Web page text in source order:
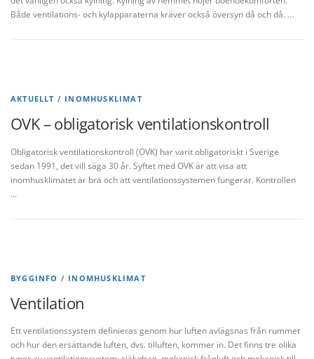
Både ventilations- och kylapparaterna kräver också översyn då och då. …
AKTUELLT / INOMHUSKLIMAT
OVK – obligatorisk ventilationskontroll
Obligatorisk ventilationskontroll (OVK) har varit obligatoriskt i Sverige
sedan 1991, det vill säga 30 år. Syftet med OVK är att visa att
inomhusklimatet är bra och att ventilationssystemen fungerar. Kontrollen
…
BYGGINFO / INOMHUSKLIMAT
Ventilation
Ett ventilationssystem definieras genom hur luften avlägsnas från rummet
och hur den ersättande luften, dvs. tilluften, kommer in. Det finns tre olika